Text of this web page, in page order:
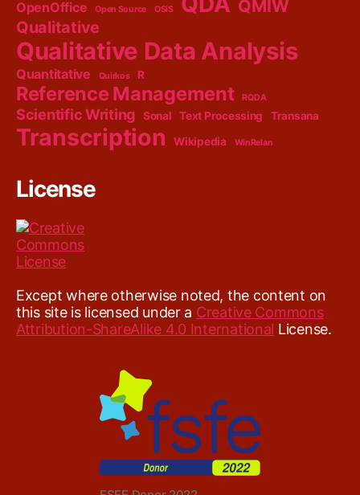
OpenOffice Open Source OSiS QMIW
Qualitative
Qualitative Data Analysis
Quantitative Quirkos R
Reference Management RQDA
Scientific Writing Sonal Text Processing Transana
Transcription Wikipedia WinRelan
License
Except where otherwise noted, the content on
this site is licensed under a Creative Commons
Attribution-ShareAlike 4.0 International License.